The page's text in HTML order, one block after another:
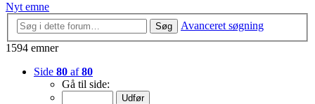
Nyt emne
Søg
Avanceret søgning
1594 emner
Side 80 af80
Gå til side: